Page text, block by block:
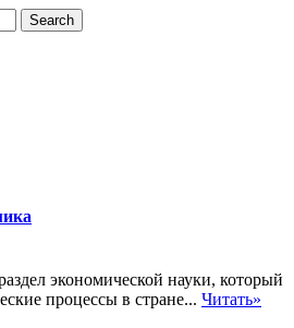
экономической науки, который
процессы в стране... Читать»